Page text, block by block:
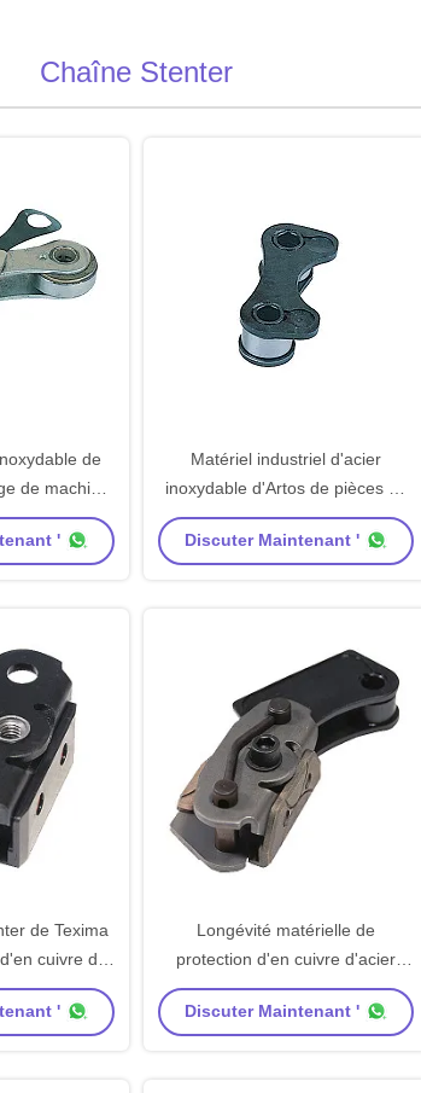
Chaîne Stenter
de
de machine
de
'
Matériel industriel d'acier
inoxydable d'Artos de pièces de
rechange de Stenter de chaîne
de Stenter
Discuter Maintenant '
de Texima
cuivre de
de machine
'
Longévité matérielle de
protection d'en cuivre d'acier
doux de maillon de chaîne de
Stenter de pièces de machine de
Discuter Maintenant '